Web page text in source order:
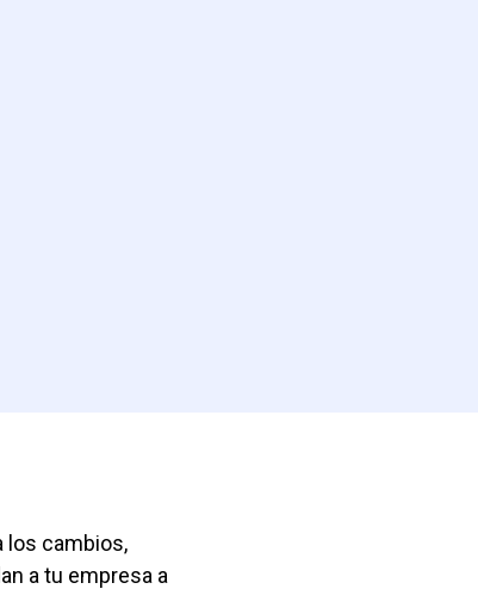
los cambios,
a tu empresa a